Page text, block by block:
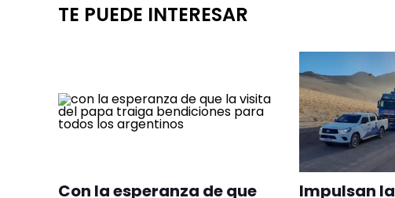
TE PUEDE INTERESAR
Con la esperanza de que
Impulsan la